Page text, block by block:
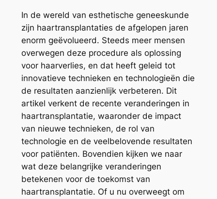
In de wereld van esthetische geneeskunde
zijn haartransplantaties de afgelopen jaren
enorm geëvolueerd. Steeds meer mensen
overwegen deze procedure als oplossing
voor haarverlies, en dat heeft geleid tot
innovatieve technieken en technologieën die
de resultaten aanzienlijk verbeteren. Dit
artikel verkent de recente veranderingen in
haartransplantatie, waaronder de impact
van nieuwe technieken, de rol van
technologie en de veelbelovende resultaten
voor patiënten. Bovendien kijken we naar
wat deze belangrijke veranderingen
betekenen voor de toekomst van
haartransplantatie. Of u nu overweegt om